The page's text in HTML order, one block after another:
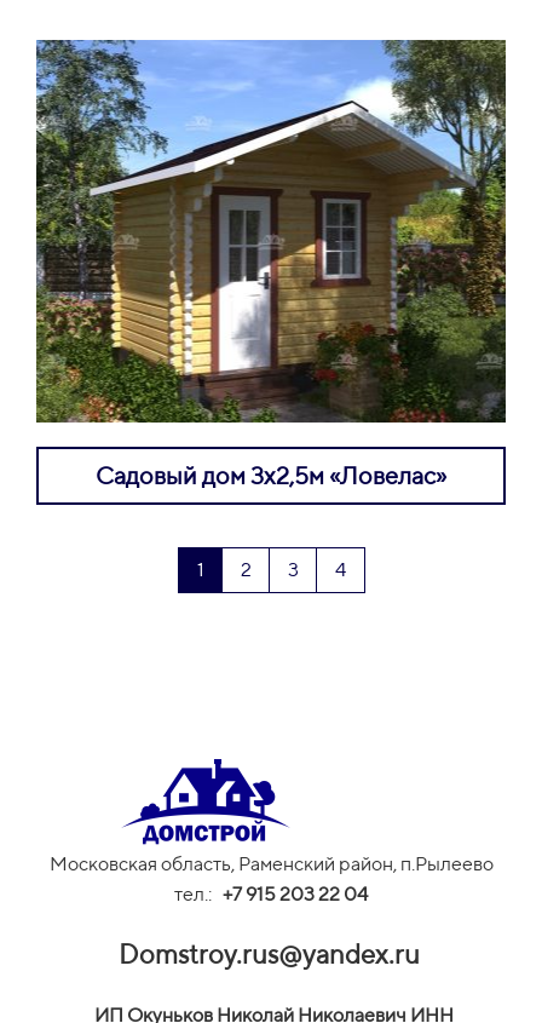
Садовый дом 3х2,5м «Ловелас»
1 2 3 4
Московская область, Раменский район, п.Рылеево
тел.: +7 915 203 22 04
Domstroy.rus@yandex.ru
ИП Окуньков Николай Николаевич ИНН